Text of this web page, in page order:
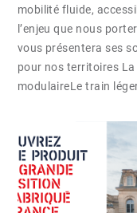
mobilité fluide,
l’enjeu que nous
vous présentera ses
pour nos territoires La
modulaireLe train